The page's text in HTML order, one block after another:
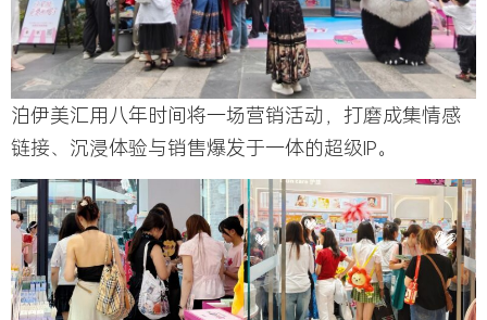
泊伊美汇用八年时间将一场营销活动，打磨成集情感
链接、沉浸体验与销售爆发于一体的超级IP。